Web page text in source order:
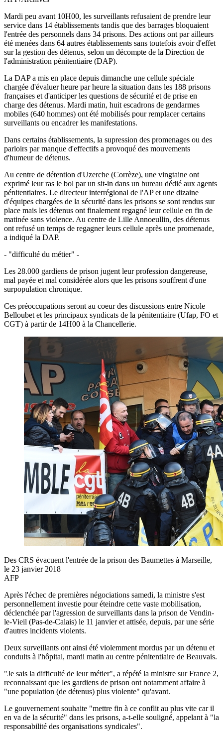
Mardi peu avant 10H00, les surveillants refusaient de prendre leur
service dans 14 établissements tandis que des barrages bloquaient
l'entrée des personnels dans 34 prisons. Des actions ont par ailleurs
été menées dans 64 autres établissements sans toutefois avoir d'effet
sur la gestion des détenus, selon un décompte de la Direction de
l'administration pénitentiaire (DAP).
La DAP a mis en place depuis dimanche une cellule spéciale
chargée d'évaluer heure par heure la situation dans les 188 prisons
françaises et d'anticiper les questions de sécurité et de prise en
charge des détenus. Mardi matin, huit escadrons de gendarmes
mobiles (640 hommes) ont été mobilisés pour remplacer certains
surveillants ou encadrer les manifestations.
Dans certains établissements, la supression des promenages ou des
parloirs par manque d'effectifs a provoqué des mouvements
d'humeur de détenus.
Au centre de détention d'Uzerche (Corrèze), une vingtaine ont
exprimé leur ras le bol par un sit-in dans un bureau dédié aux agents
pénitentiaires. Le directeur interrégional de l'AP et une dizaine
d'équipes chargées de la sécurité dans les prisons se sont rendus sur
place mais les détenus ont finalement regagné leur cellule en fin de
matinée sans violence. Au centre de Lille Annoeullin, des détenus
ont refusé un temps de regagner leurs cellule après une promenade,
a indiqué la DAP.
- "difficulté du métier" -
Les 28.000 gardiens de prison jugent leur profession dangereuse,
mal payée et mal considérée alors que les prisons souffrent d'une
surpopulation chronique.
Ces préoccupations seront au coeur des discussions entre Nicole
Belloubet et les principaux syndicats de la pénitentiaire (Ufap, FO et
CGT) à partir de 14H00 à la Chancellerie.
Des CRS évacuent l'entrée de la prison des Baumettes à Marseille,
le 23 janvier 2018
AFP
Après l'échec de premières négociations samedi, la ministre s'est
personnellement investie pour éteindre cette vaste mobilisation,
déclenchée par l'agression de surveillants dans la prison de Vendin-
le-Vieil (Pas-de-Calais) le 11 janvier et attisée, depuis, par une série
d'autres incidents violents.
Deux surveillants ont ainsi été violemment mordus par un détenu et
conduits à l'hôpital, mardi matin au centre pénitentiaire de Beauvais.
"Je sais la difficulté de leur métier", a répété la ministre sur France 2,
reconnaissant que les gardiens de prison ont notamment affaire à
"une population (de détenus) plus violente" qu'avant.
Le gouvernement souhaite "mettre fin à ce conflit au plus vite car il
en va de la sécurité" dans les prisons, a-t-elle souligné, appelant à "la
responsabilité des organisations syndicales".